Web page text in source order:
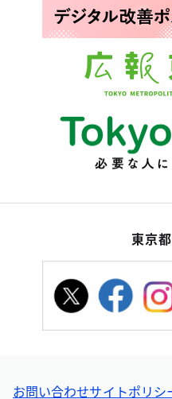
東京
お問い合わせサイトポリシ